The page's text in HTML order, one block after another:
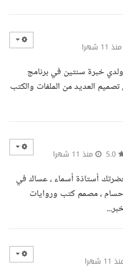
منذ 11 شهرا
خبرة سنتين في برنامج
العديد من الملفات والكتب
منذ 11 شهرا
أستاذة أسماء ، عساك في
، مصمم كتب وروايات
11 شهرا